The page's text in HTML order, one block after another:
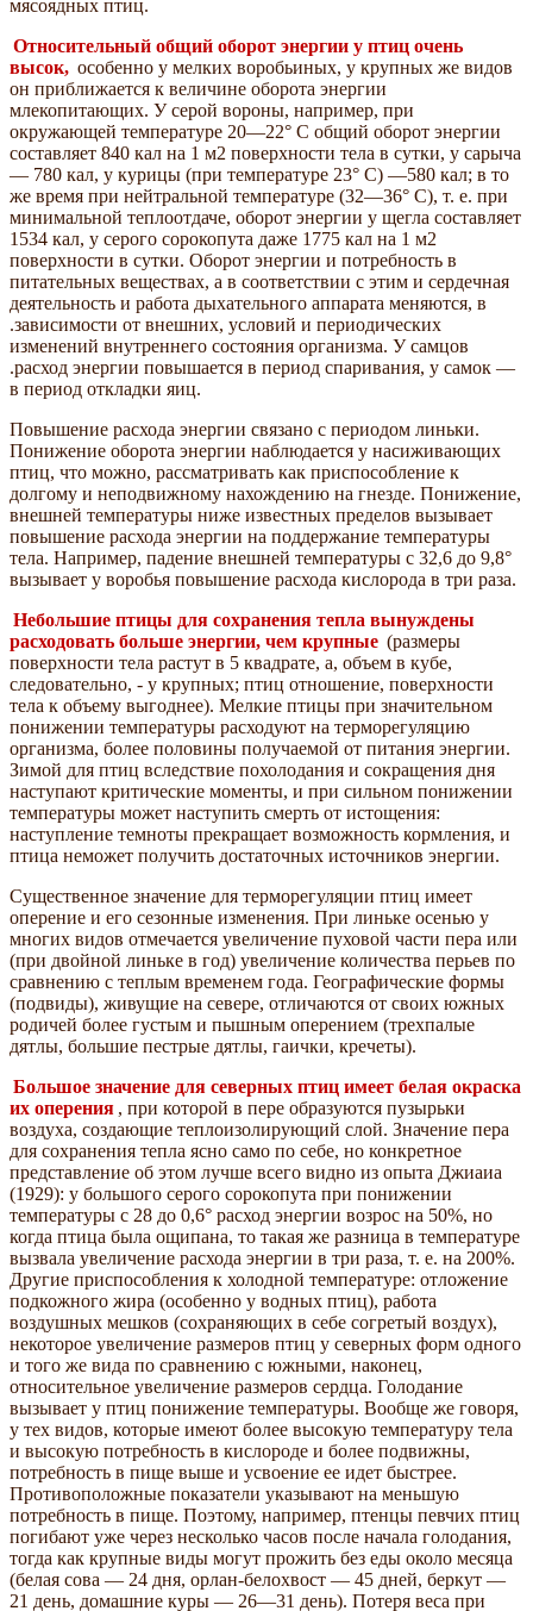
мясоядных птиц.
Относительный общий оборот энергии у птиц очень
высок, особенно у мелких воробьиных, у крупных же видов
он приближается к величине оборота энергии
млекопитающих. У серой вороны, например, при
окружающей температуре 20—22° С общий оборот энергии
составляет 840 кал на 1 м2 поверхности тела в сутки, у сарыча
— 780 кал, у курицы (при температуре 23° С) —580 кал; в то
же время при нейтральной температуре (32—36° С), т. е. при
минимальной теплоотдаче, оборот энергии у щегла составляет
1534 кал, у серого сорокопута даже 1775 кал на 1 м2
поверхности в сутки. Оборот энергии и потребность в
питательных веществах, а в соответствии с этим и сердечная
деятельность и работа дыхательного аппарата меняются, в
.зависимости от внешних, условий и периодических
изменений внутреннего состояния организма. У самцов
.расход энергии повышается в период спаривания, у самок —
в период откладки яиц.
Повышение расхода энергии связано с периодом линьки.
Понижение оборота энергии наблюдается у насиживающих
птиц, что можно, рассматривать как приспособление к
долгому и неподвижному нахождению на гнезде. Понижение,
внешней температуры ниже известных пределов вызывает
повышение расхода энергии на поддержание температуры
тела. Например, падение внешней температуры с 32,6 до 9,8°
вызывает у воробья повышение расхода кислорода в три раза.
Небольшие птицы для сохранения тепла вынуждены
расходовать больше энергии, чем крупные (размеры
поверхности тела растут в 5 квадрате, а, объем в кубе,
следовательно, - у крупных; птиц отношение, поверхности
тела к объему выгоднее). Мелкие птицы при значительном
понижении температуры расходуют на терморегуляцию
организма, более половины получаемой от питания энергии.
Зимой для птиц вследствие похолодания и сокращения дня
наступают критические моменты, и при сильном понижении
температуры может наступить смерть от истощения:
наступление темноты прекращает возможность кормления, и
птица неможет получить достаточных источников энергии.
Существенное значение для терморегуляции птиц имеет
оперение и его сезонные изменения. При линьке осенью у
многих видов отмечается увеличение пуховой части пера или
(при двойной линьке в год) увеличение количества перьев по
сравнению с теплым временем года. Географические формы
(подвиды), живущие на севере, отличаются от своих южных
родичей более густым и пышным оперением (трехпалые
дятлы, большие пестрые дятлы, гаички, кречеты).
Большое значение для северных птиц имеет белая окраска
их оперения , при которой в пере образуются пузырьки
воздуха, создающие теплоизолирующий слой. Значение пера
для сохранения тепла ясно само по себе, но конкретное
представление об этом лучше всего видно из опыта Джиаиа
(1929): у большого серого сорокопута при понижении
температуры с 28 до 0,6° расход энергии возрос на 50%, но
когда птица была ощипана, то такая же разница в температуре
вызвала увеличение расхода энергии в три раза, т. е. на 200%.
Другие приспособления к холодной температуре: отложение
подкожного жира (особенно у водных птиц), работа
воздушных мешков (сохраняющих в себе согретый воздух),
некоторое увеличение размеров птиц у северных форм одного
и того же вида по сравнению с южными, наконец,
относительное увеличение размеров сердца. Голодание
вызывает у птиц понижение температуры. Вообще же говоря,
у тех видов, которые имеют более высокую температуру тела
и высокую потребность в кислороде и более подвижны,
потребность в пище выше и усвоение ее идет быстрее.
Противоположные показатели указывают на меньшую
потребность в пище. Поэтому, например, птенцы певчих птиц
погибают уже через несколько часов после начала голодания,
тогда как крупные виды могут прожить без еды около месяца
(белая сова — 24 дня, орлан-белохвост — 45 дней, беркут —
21 день, домашние куры — 26—31 день). Потеря веса при